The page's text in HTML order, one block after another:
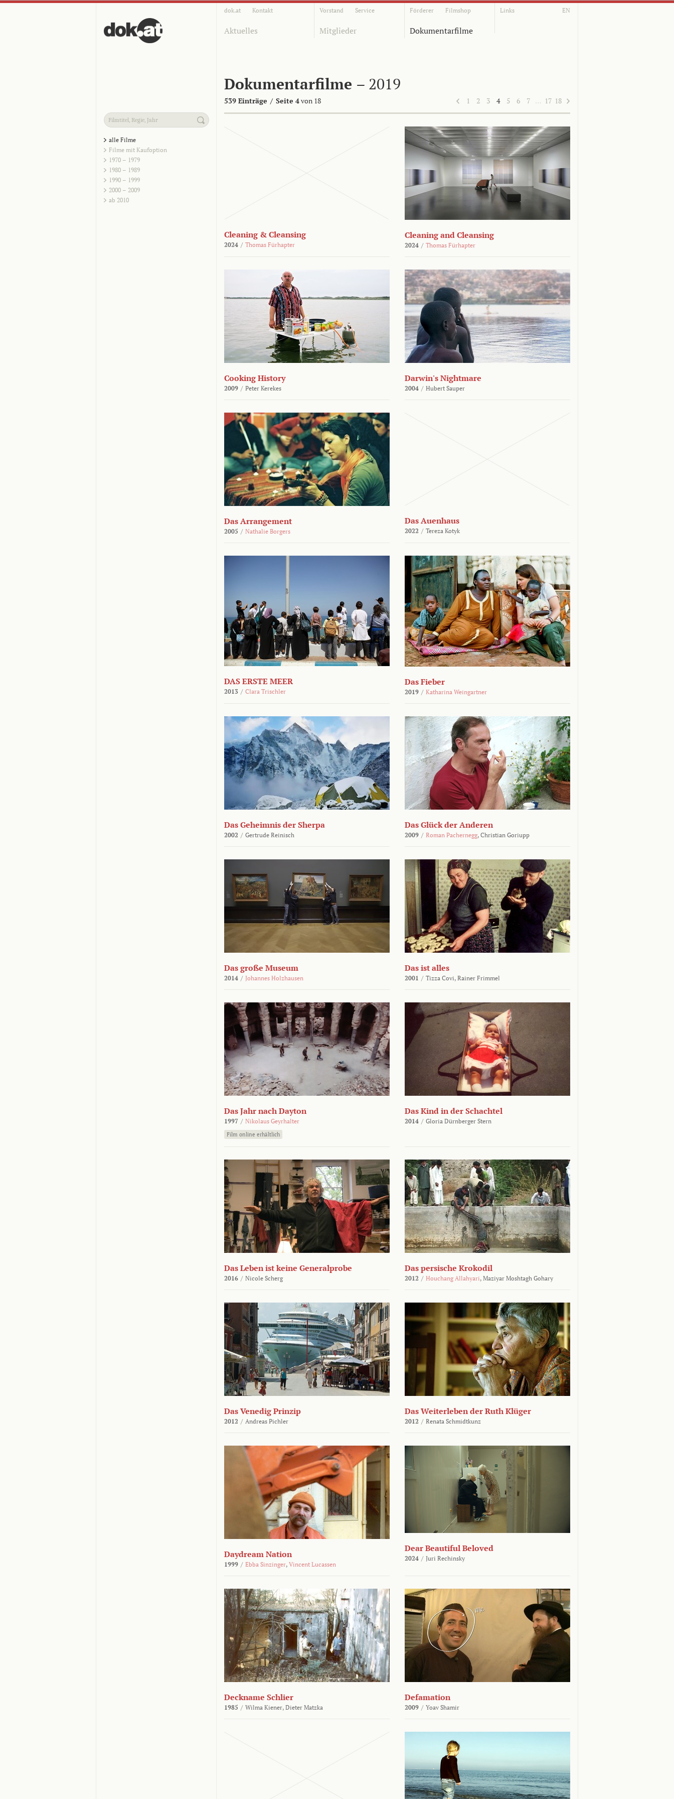
dok.at Kontakt Vorstand Service Förderer Filmshop Links EN
Aktuelles Mitglieder Dokumentarfilme
Dokumentarfilme – 2019
539 Einträge / Seite 4von 18 1 2 3 4 5 6 7 … 17 18
alle Filme
Filme mit Kaufoption
1970 – 1979
1980 – 1989
1990 – 1999
2000 – 2009
ab 2010
Cleaning & Cleansing
2024 / Thomas Fürhapter
Cleaning and Cleansing
2024 / Thomas Fürhapter
Cooking History
2009 / Peter Kerekes
Darwin's Nightmare
2004 / Hubert Sauper
Das Arrangement
2005 / Nathalie Borgers
Das Auenhaus
2022 / Tereza Kotyk
DAS ERSTE MEER
2013 / Clara Trischler
Das Fieber
2019 / Katharina Weingartner
Das Geheimnis der Sherpa
2002 / Gertrude Reinisch
Das Glück der Anderen
2009 / Roman Pachernegg, Christian Goriupp
Das große Museum
2014 / Johannes Holzhausen
Das ist alles
2001 / Tizza Covi, Rainer Frimmel
Das Jahr nach Dayton
1997 / Nikolaus Geyrhalter
Film online erhältlich
Das Kind in der Schachtel
2014 / Gloria Dürnberger Stern
Das Leben ist keine Generalprobe
2016 / Nicole Scherg
Das persische Krokodil
2012 / Houchang Allahyari, Maziyar Moshtagh Gohary
Das Venedig Prinzip
2012 / Andreas Pichler
Das Weiterleben der Ruth Klüger
2012 / Renata Schmidtkunz
Daydream Nation
1999 / Ebba Sinzinger, Vincent Lucassen
Dear Beautiful Beloved
2024 / Juri Rechinsky
Deckname Schlier
1985 / Wilma Kiener, Dieter Matzka
Defamation
2009 / Yoav Shamir